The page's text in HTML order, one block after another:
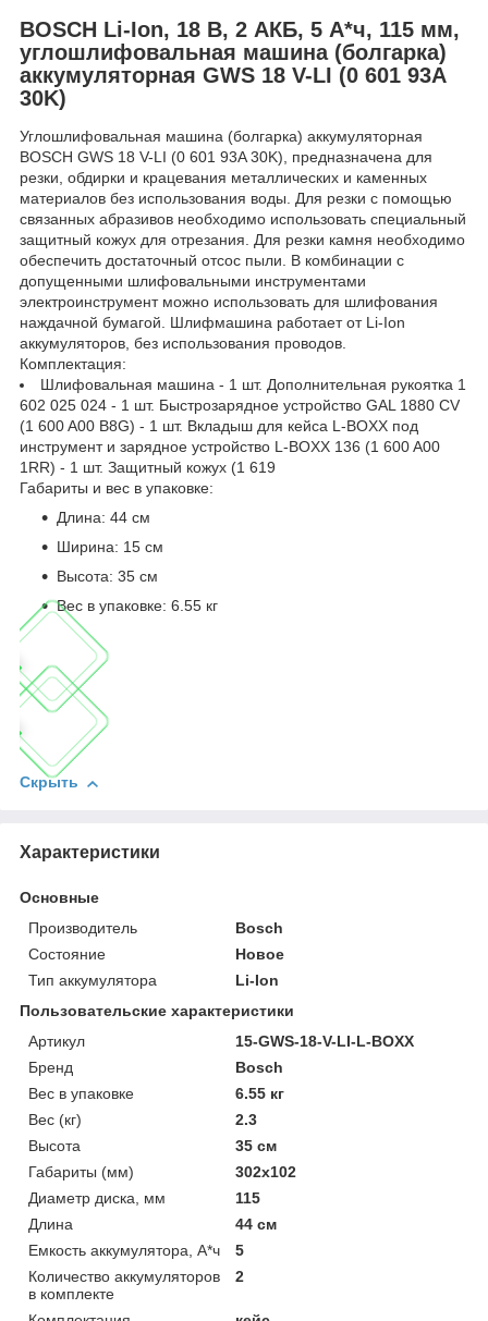
BOSCH Li-Ion, 18 В, 2 АКБ, 5 А*ч, 115 мм,
углошлифовальная машина (болгарка)
аккумуляторная GWS 18 V-LI (0 601 93A
30K)
Углошлифовальная машина (болгарка) аккумуляторная
BOSCH GWS 18 V-LI (0 601 93A 30K), предназначена для
резки, обдирки и крацевания металлических и каменных
материалов без использования воды. Для резки с помощью
связанных абразивов необходимо использовать специальный
защитный кожух для отрезания. Для резки камня необходимо
обеспечить достаточный отсос пыли. В комбинации с
допущенными шлифовальными инструментами
электроинструмент можно использовать для шлифования
наждачной бумагой. Шлифмашина работает от Li-Ion
аккумуляторов, без использования проводов.
Комплектация:
Шлифовальная машина - 1 шт. Дополнительная рукоятка 1
602 025 024 - 1 шт. Быстрозарядное устройство GAL 1880 CV
(1 600 A00 B8G) - 1 шт. Вкладыш для кейса L-BOXX под
инструмент и зарядное устройство L-BOXX 136 (1 600 A00
1RR) - 1 шт. Защитный кожух (1 619
Габариты и вес в упаковке:
Длина: 44 см
Ширина: 15 см
Высота: 35 см
Вес в упаковке: 6.55 кг
Скрыть
Характеристики
Основные
Производитель
Bosch
Состояние
Новое
Тип аккумулятора
Li-Ion
Пользовательские характеристики
Артикул
15-GWS-18-V-LI-L-BOXX
Бренд
Bosch
Вес в упаковке
6.55 кг
Вес (кг)
2.3
Высота
35 см
Габариты (мм)
302х102
Диаметр диска, мм
115
Длина
44 см
Емкость аккумулятора, А*ч
5
Количество аккумуляторов
в комплекте
2